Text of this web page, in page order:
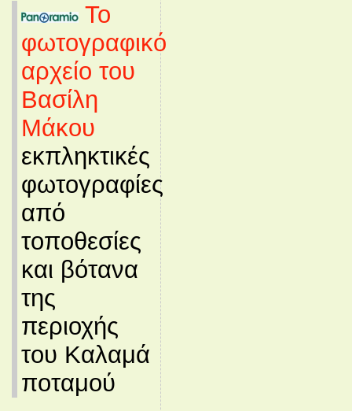
Το
φωτογραφικό
αρχείο του
Βασίλη
Μάκου
εκπληκτικές
φωτογραφίες
από
τοποθεσίες
και βότανα
της
περιοχής
του Καλαμά
ποταμού